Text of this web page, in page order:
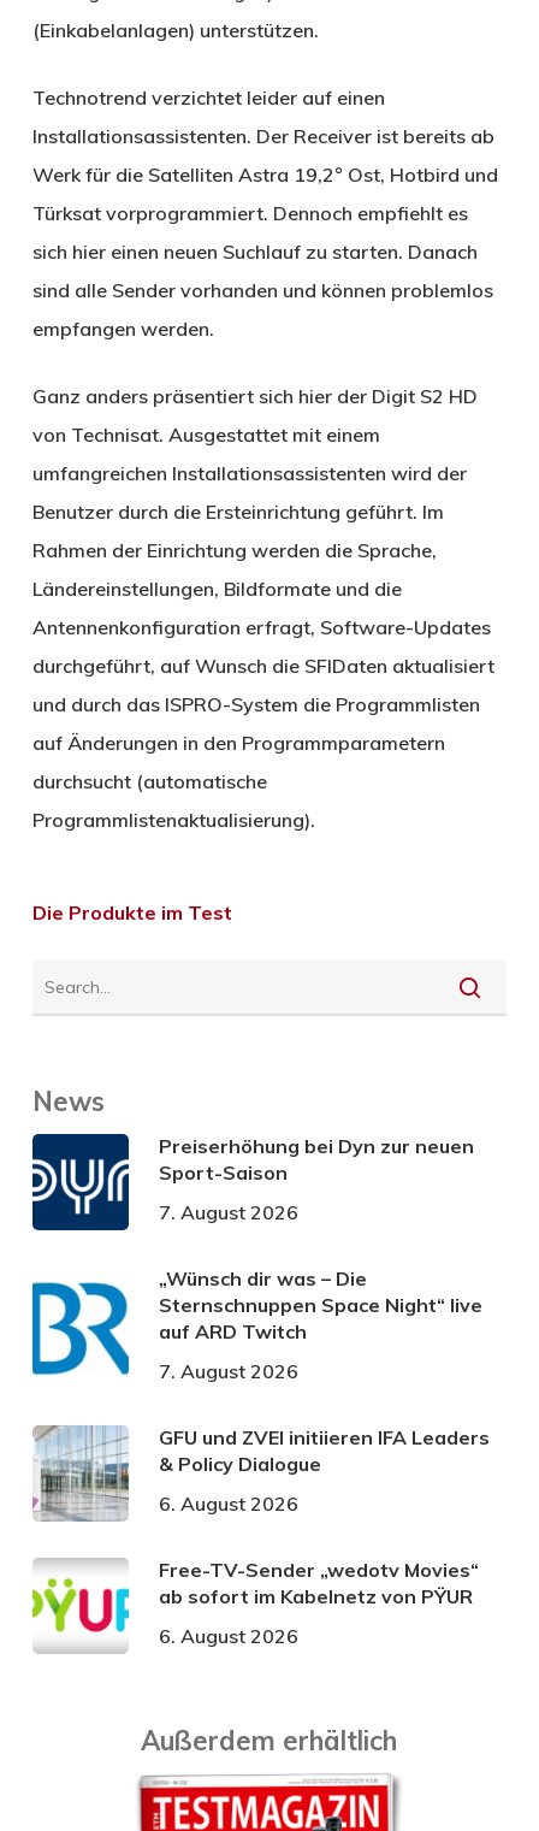
(Einkabelanlagen) unterstützen.
Technotrend verzichtet leider auf einen
Installationsassistenten. Der Receiver ist bereits ab
Werk für die Satelliten Astra 19,2° Ost, Hotbird und
Türksat vorprogrammiert. Dennoch empfiehlt es
sich hier einen neuen Suchlauf zu starten. Danach
sind alle Sender vorhanden und können problemlos
empfangen werden.
Ganz anders präsentiert sich hier der Digit S2 HD
von Technisat. Ausgestattet mit einem
umfangreichen Installationsassistenten wird der
Benutzer durch die Ersteinrichtung geführt. Im
Rahmen der Einrichtung werden die Sprache,
Ländereinstellungen, Bildformate und die
Antennenkonfiguration erfragt, Software-Updates
durchgeführt, auf Wunsch die SFIDaten aktualisiert
und durch das ISPRO-System die Programmlisten
auf Änderungen in den Programmparametern
durchsucht (automatische
Programmlistenaktualisierung).
Die Produkte im Test
News
Preiserhöhung bei Dyn zur neuen
Sport-Saison
7. August 2026
„Wünsch dir was – Die
Sternschnuppen Space Night“ live
auf ARD Twitch
7. August 2026
GFU und ZVEI initiieren IFA Leaders
& Policy Dialogue
6. August 2026
Free-TV-Sender „wedotv Movies“
ab sofort im Kabelnetz von PŸUR
6. August 2026
Außerdem erhältlich